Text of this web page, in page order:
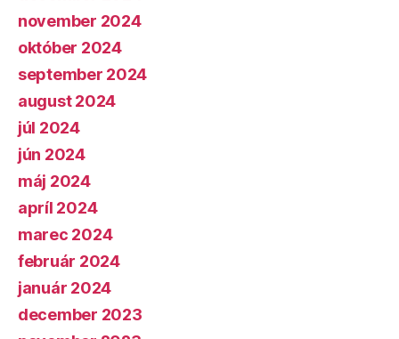
november 2024
október 2024
september 2024
august 2024
júl 2024
jún 2024
máj 2024
apríl 2024
marec 2024
február 2024
január 2024
december 2023